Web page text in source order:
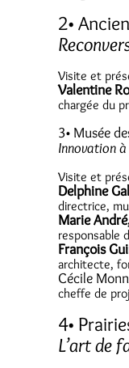
2•
Visite et
Valentine
chargée du
3• Musée
Innovation à
Visite et
Delphine
directrice,
Marie André
responsable
François
architecte,
Cécile
cheffe de
4•
L’art de